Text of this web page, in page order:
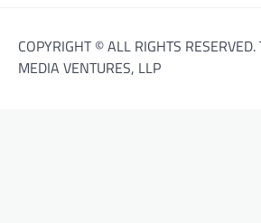
COPYRIGHT © ALL RIGHTS
MEDIA VENTURES, LLP